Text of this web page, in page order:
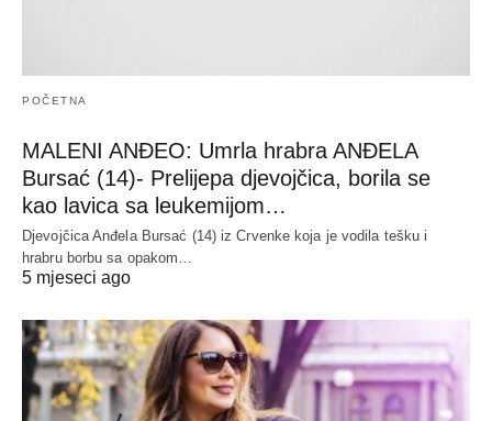
POČETNA
MALENI ANĐEO: Umrla hrabra ANĐELA
Bursać (14)- Prelijepa djevojčica, borila se
kao lavica sa leukemijom…
Djevojčica Anđela Bursać (14) iz Crvenke koja je vodila tešku i
hrabru borbu sa opakom…
5 mjeseci ago